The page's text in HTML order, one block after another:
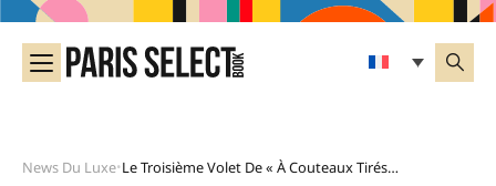
News Du Luxe• Le Troisième Volet De « À Couteaux Tirés » Dévoile Son Casting